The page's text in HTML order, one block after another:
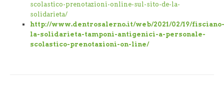
scolastico-prenotazioni-online-sul-sito-de-la-
solidarieta/
http://www.dentrosalerno.it/web/2021/02/19/fisciano-
la-solidarieta-tamponi-antigenici-a-personale-
scolastico-prenotazioni-on-line/